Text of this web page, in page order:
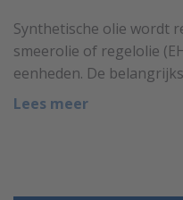
Synthetische olie wordt
smeerolie of regelolie
eenheden. De
Lees meer